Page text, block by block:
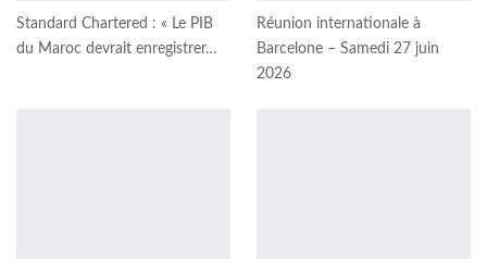
Standard Chartered : « Le PIB
du Maroc devrait enregistrer…
Réunion internationale à
Barcelone – Samedi 27 juin
2026